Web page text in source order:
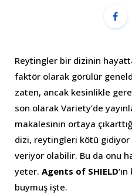
Reytingler bir dizinin
faktör olarak görülür
zaten, ancak kesinlikle
son olarak Variety’de
makalesinin ortaya
dizi, reytingleri kötü
veriyor olabilir. Bu da onu
yeter. Agents of SHIELD
buymuş işte.